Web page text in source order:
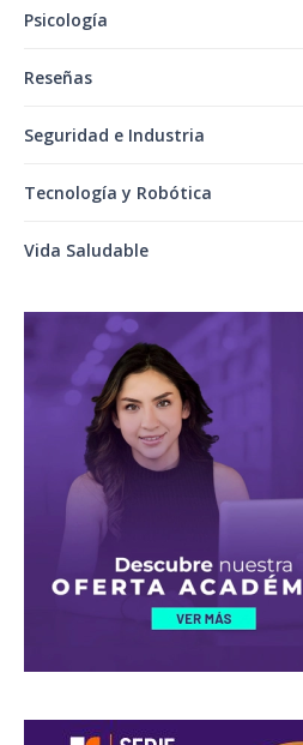
Psicología
Reseñas
Seguridad e Industria
Tecnología y Robótica
Vida Saludable